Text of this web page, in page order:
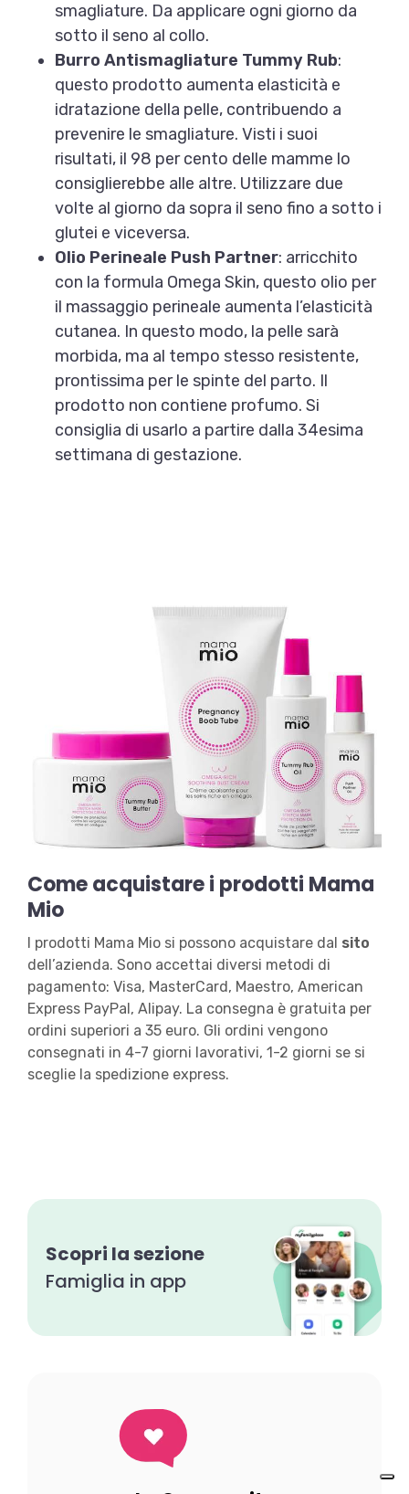
smagliature. Da applicare ogni giorno da
sotto il seno al collo.
Burro Antismagliature Tummy Rub:
questo prodotto aumenta elasticità e
idratazione della pelle, contribuendo a
prevenire le smagliature. Visti i suoi
risultati, il 98 per cento delle mamme lo
consiglierebbe alle altre. Utilizzare due
volte al giorno da sopra il seno fino a sotto i
glutei e viceversa.
Olio Perineale Push Partner: arricchito
con la formula Omega Skin, questo olio per
il massaggio perineale aumenta l’elasticità
cutanea. In questo modo, la pelle sarà
morbida, ma al tempo stesso resistente,
prontissima per le spinte del parto. Il
prodotto non contiene profumo. Si
consiglia di usarlo a partire dalla 34esima
settimana di gestazione.
Come acquistare i prodotti Mama
Mio
I prodotti Mama Mio si possono acquistare dal sito
dell’azienda. Sono accettai diversi metodi di
pagamento: Visa, MasterCard, Maestro, American
Express PayPal, Alipay. La consegna è gratuita per
ordini superiori a 35 euro. Gli ordini vengono
consegnati in 4-7 giorni lavorativi, 1-2 giorni se si
sceglie la spedizione express.
Scopri la sezione
Famiglia in app